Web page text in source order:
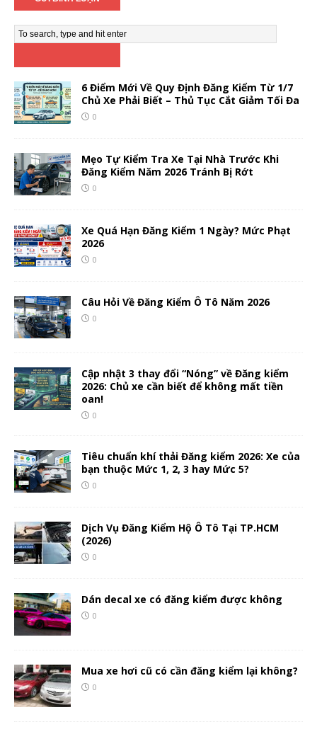
6 Điểm Mới Về Quy Định Đăng Kiểm Từ 1/7
Chủ Xe Phải Biết – Thủ Tục Cắt Giảm Tối Đa
0
Mẹo Tự Kiểm Tra Xe Tại Nhà Trước Khi
Đăng Kiểm Năm 2026 Tránh Bị Rớt
0
Xe Quá Hạn Đăng Kiểm 1 Ngày? Mức Phạt
2026
0
Câu Hỏi Về Đăng Kiểm Ô Tô Năm 2026
0
Cập nhật 3 thay đổi “Nóng” về Đăng kiểm
2026: Chủ xe cần biết để không mất tiền
oan!
0
Tiêu chuẩn khí thải Đăng kiểm 2026: Xe của
bạn thuộc Mức 1, 2, 3 hay Mức 5?
0
Dịch Vụ Đăng Kiểm Hộ Ô Tô Tại TP.HCM
(2026)
0
Dán decal xe có đăng kiểm được không
0
Mua xe hơi cũ có cần đăng kiểm lại không?
0